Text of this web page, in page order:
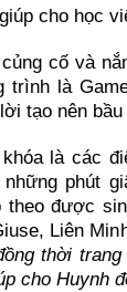
cho học
cố và
trình là
tạo nên
là các
phút
theo được
Liên
thời
cho Huynh